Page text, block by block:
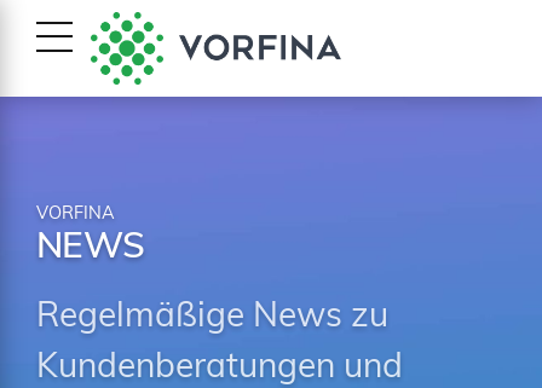
VORFINA
NEWS
Regelmäßige News zu
Kundenberatungen und